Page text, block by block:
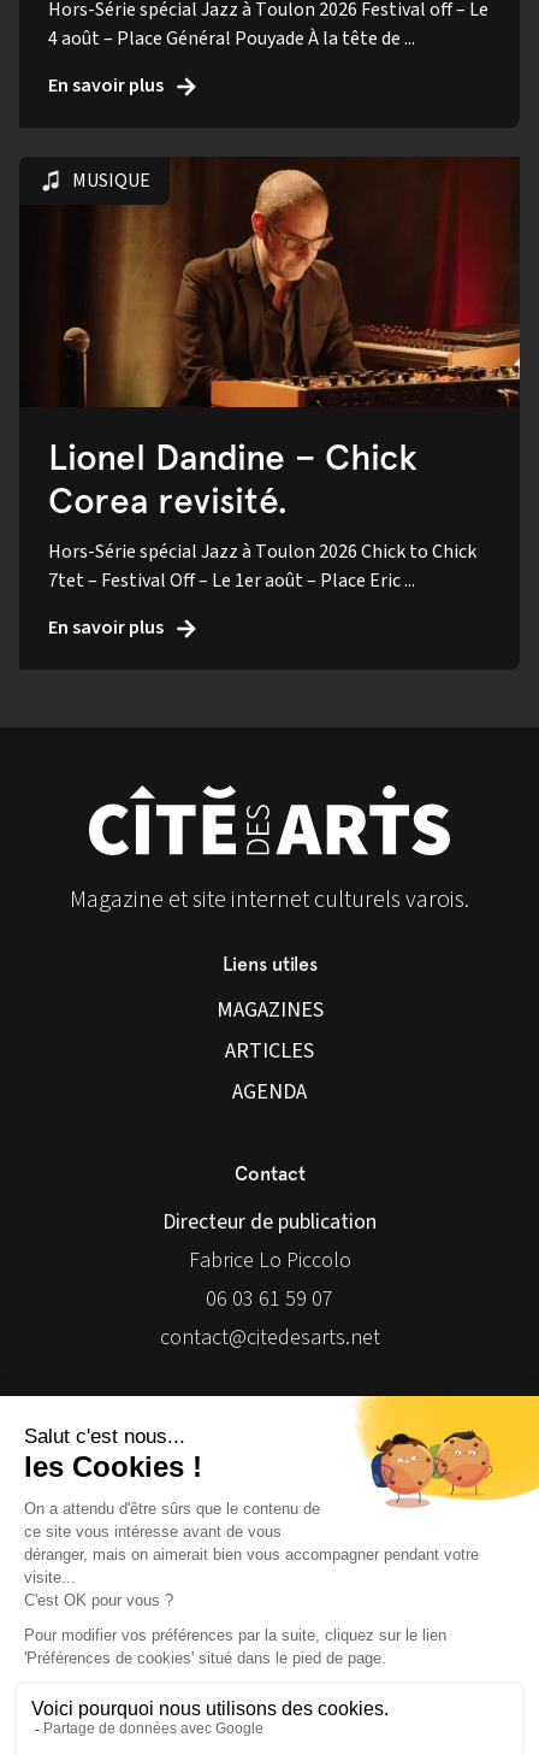
Hors-Série spécial Jazz à Toulon 2026 Festival off – Le
4 août – Place Général Pouyade À la tête de ...
En savoir plus
MUSIQUE
Lionel Dandine – Chick
Corea revisité.
Hors-Série spécial Jazz à Toulon 2026 Chick to Chick
7tet – Festival Off – Le 1er août – Place Eric ...
En savoir plus
Magazine et site internet culturels varois.
Liens utiles
MAGAZINES
ARTICLES
AGENDA
Contact
Directeur de publication
Fabrice Lo Piccolo
06 03 61 59 07
contact@citedesarts.net
© 2026 | Cité des Arts | Tous droits réservés